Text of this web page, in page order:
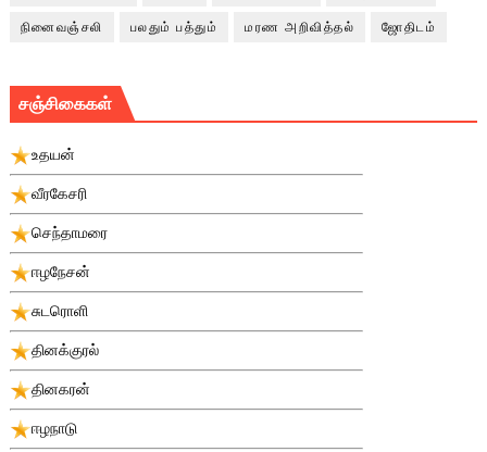
நினைவஞ்சலி பலதும் பத்தும் மரண அறிவித்தல் ஜோதிடம்
சஞ்சிகைகள்
உதயன்
வீரகேசரி
செந்தாமரை
ஈழநேசன்
சுடரொளி
தினக்குரல்
தினகரன்
ஈழநாடு